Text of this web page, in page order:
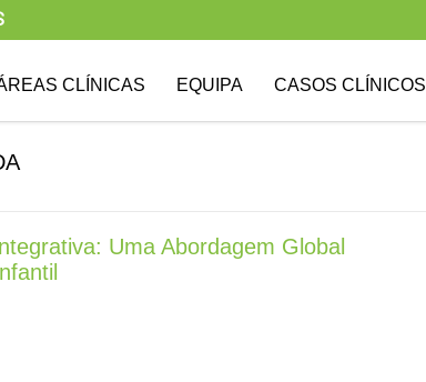
CLÍNICAS EQUIPA CASOS CLÍNICOS
Uma Abordagem Global